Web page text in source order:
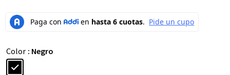
Color : Negro